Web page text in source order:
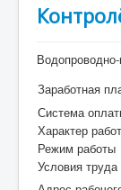
Заработная
Система
Характер
Режим работы
Условия труда